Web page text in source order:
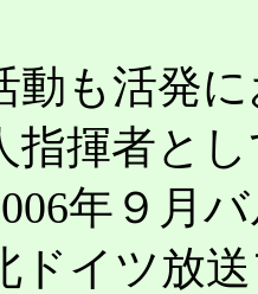
も活発に
指揮者と
年９月
ドイツ放